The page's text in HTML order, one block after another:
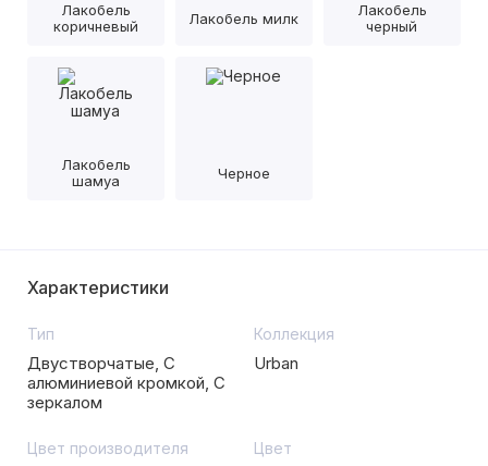
Лакобель
коричневый
Лакобель милк
Лакобель
черный
Лакобель
шамуа
Черное
Характеристики
Тип
Двустворчатые, С
алюминиевой кромкой, С
зеркалом
Коллекция
Urban
Цвет производителя Цвет